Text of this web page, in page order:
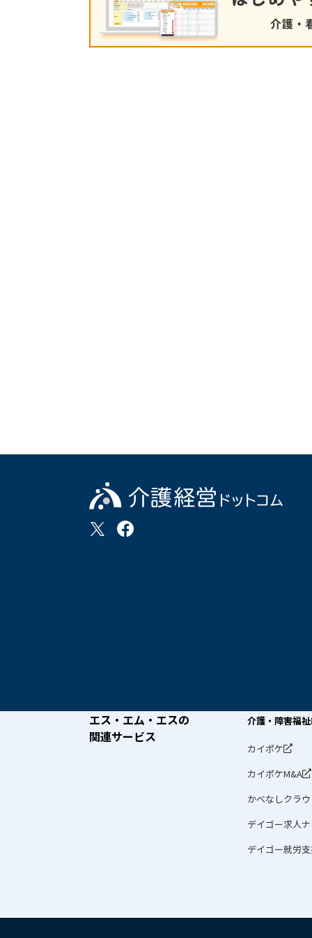
エス・エム・エスの
関連サービス
介護・障害福
カイポケ
カイポケM&A
かべなしクラ
デイゴー求人
デイゴー就労